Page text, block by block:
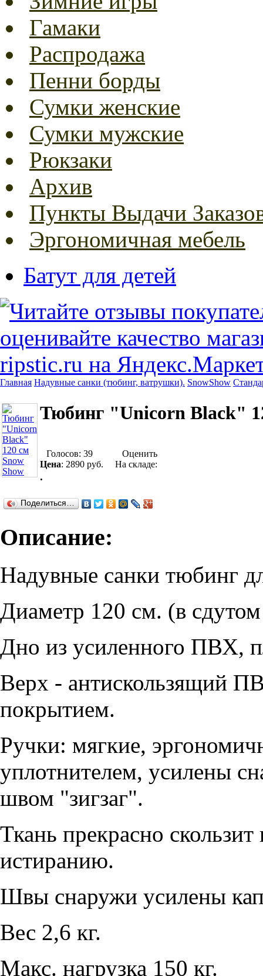
Гамаки
Распродажа
Пенни борды
Сумки женские
Сумки мужские
Рюкзаки
Архив
Пункты Выдачи
Эргономичная мебель
Батут для детей
Главная Надувные санки (тюбинг, ватрушки). SnowShow
Тюбинг "Unicorn Black"
Голосов: 39
Оценить
Цена: 2890 руб. На складе:
.
Поделиться…
Описание:
Надувные санки тюбинг
Диаметр 120 см. (в
Дно из усиленного ПВХ,
Верх - антискользящий
покрытием.
Ручки: мягкие,
уплотнителем, усилены
швом "зигзаг".
Ткань прекрасно
истиранию.
Швы снаружи усилены
Вес 2,6 кг.
Макс. нагрузка 150 кг.